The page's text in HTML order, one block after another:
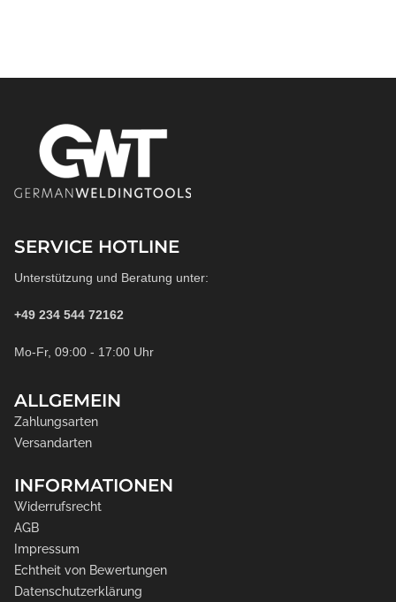
SERVICE HOTLINE
Unterstützung und Beratung unter:
+49 234 544 72162
Mo-Fr, 09:00 - 17:00 Uhr
ALLGEMEIN
Zahlungsarten
Versandarten
INFORMATIONEN
Widerrufsrecht
AGB
Impressum
Echtheit von Bewertungen
Datenschutzerklärung